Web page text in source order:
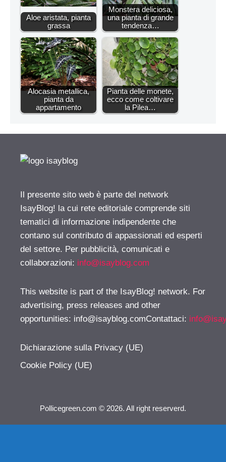
Aloe aristata, pianta
grassa
Monstera deliciosa,
una pianta di grande
tendenza…
Alocasia metallica,
pianta da
appartamento
Pianta delle monete,
ecco come coltivare
la Pilea…
Il presente sito web è parte del network
IsayBlog! la cui rete editoriale comprende siti
tematici di informazione indipendente che
contano sul contributo di appassionati ed esperti
del settore. Per pubblicità, comunicati e
collaborazioni: info@isayblog.com
This website is part of the IsayBlog! network. For
advertising, press releases and other
opportunities: info@isayblog.comContattaci:
Dichiarazione sulla Privacy (UE)
Cookie Policy (UE)
Pollicegreen.com © 2026. All right reserverd.